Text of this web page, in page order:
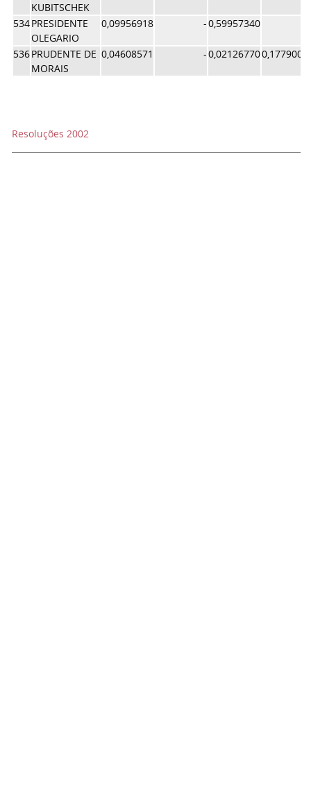
KUBITSCHEK
534PRESIDENTE
OLEGARIO
0,09956918 -0,59957340
536PRUDENTE DE
MORAIS
0,04608571 -0,02126770
Resoluções 2002